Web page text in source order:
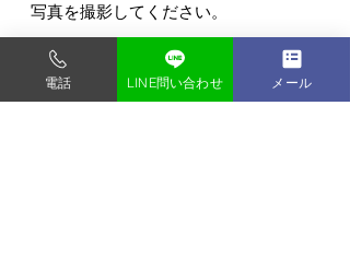
写真を撮影してください。
時間内でいろいろなパターンが撮れま
す。 いろいろな表情を残したいので撮
影時間内にできるだけ多くの写真を撮
電話 LINE問い合わせ メール